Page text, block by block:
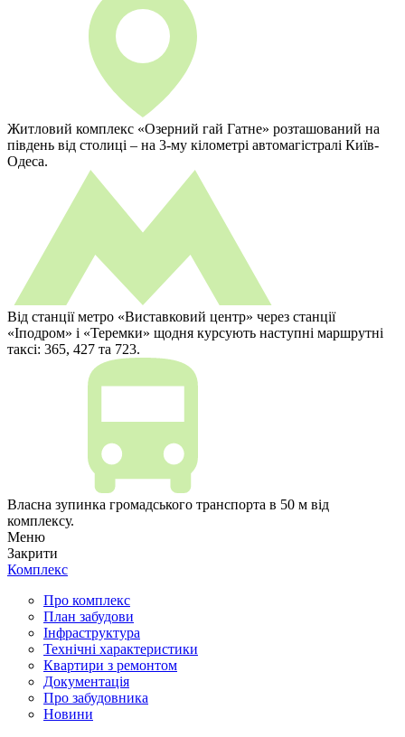
Житловий комплекс «Озерний гай Гатне» розташований на
південь від столиці – на 3-му кілометрі автомагістралі Київ-
Одеса.
Від станції метро «Виставковий центр» через станції
«Іподром» і «Теремки» щодня курсують наступні маршрутні
таксі: 365, 427 та 723.
Власна зупинка громадського транспорта в 50 м від
комплексу.
Меню
Закрити
Комплекс
Про комплекс
План забудови
Інфраструктура
Технічні характеристики
Квартири з ремонтом
Документація
Про забудовника
Новини